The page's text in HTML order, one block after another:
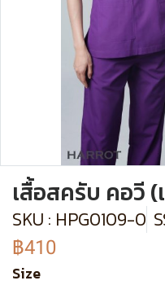
เสื้อสครับ คอวี (
SKU : HPG0109-0
฿410
Size